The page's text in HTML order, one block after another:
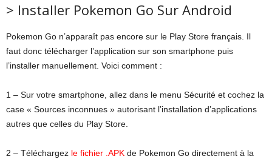
> Installer Pokemon Go Sur Android
Pokemon Go n’apparaît pas encore sur le Play Store français. Il
faut donc télécharger l’application sur son smartphone puis
l’installer manuellement. Voici comment :
1 – Sur votre smartphone, allez dans le menu Sécurité et cochez la
case « Sources inconnues » autorisant l’installation d’applications
autres que celles du Play Store.
2 – Téléchargez le fichier .APK de Pokemon Go directement à la